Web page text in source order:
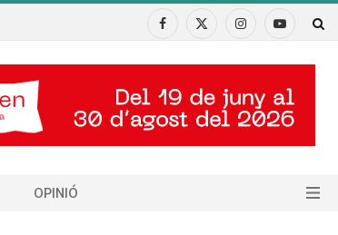
Facebook
X
InstagramYouTube
OPINIÓ